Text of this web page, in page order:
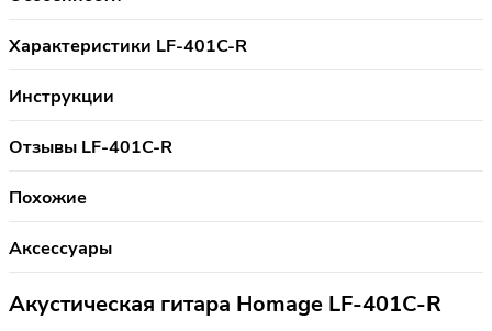
Характеристики LF-401C-R
Инструкции
Отзывы LF-401C-R
Похожие
Аксессуары
Акустическая гитара Homage LF-401C-R